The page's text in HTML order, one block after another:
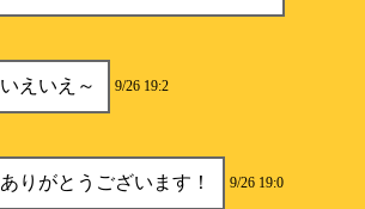
いえいえ～ 9/26 19:2
ありがとうございます！ 9/26 19:0